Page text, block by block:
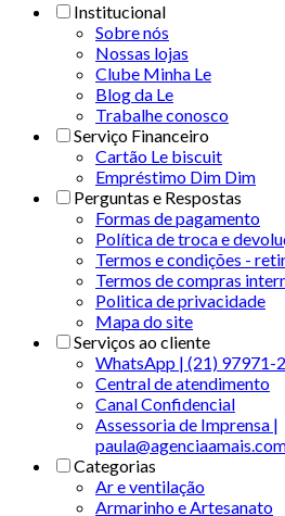
Institucional
Sobre nós
Nossas lojas
Clube Minha Le
Blog da Le
Trabalhe conosco
Serviço Financeiro
Cartão Le biscuit
Empréstimo Dim Dim
Perguntas e Respostas
Formas de pagamento
Política de troca e
Termos e condições -
Termos de compras
Politica de privacidade
Mapa do site
Serviços ao cliente
WhatsApp | (21) 97971-
Central de atendimento
Canal Confidencial
Assessoria de Imprensa |
Categorias
Ar e ventilação
Armarinho e Artesanato